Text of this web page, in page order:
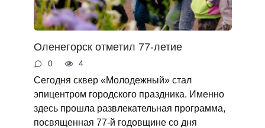
Оленегорск отметил 77-летие
0 4
Сегодня сквер «Молодежный» стал
эпицентром городского праздника. Именно
здесь прошла развлекательная программа,
посвященная 77-й годовщине со дня